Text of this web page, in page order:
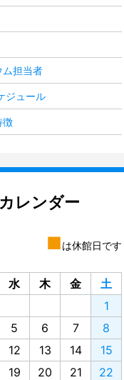
ム担当者
ジュール
徴
カレンダー
■は休館日です
水 木 金
土
1
5 6 7
8
12 13 14
15
19 20 21
22